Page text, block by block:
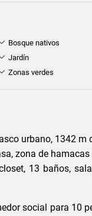
Bosque nativos
Jardín
Zonas verdes
urbano, 1342 m
zona de hamacas
13 baños,
social para 10